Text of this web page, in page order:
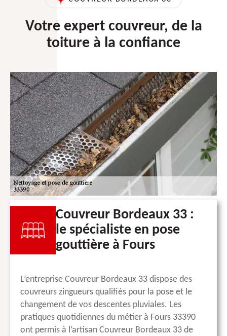
Votre expert couvreur, de la
toiture à la confiance
Couvreur Bordeaux 33 :
le spécialiste en pose
gouttière à Fours
L’entreprise Couvreur Bordeaux 33 dispose des
couvreurs zingueurs qualifiés pour la pose et le
changement de vos descentes pluviales. Les
pratiques quotidiennes du métier à Fours 33390
ont permis à l’artisan Couvreur Bordeaux 33 de